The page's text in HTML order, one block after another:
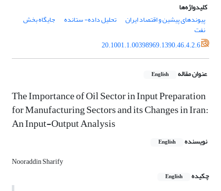
کلیدواژه‌ها
پیوندهای پیشین و اقتصاد ایران
تحلیل داده- ستانده جایگاه بخش
نفت
20.1001.1.00398969.1390.46.4.2.6
عنوان مقاله English
The Importance of Oil Sector in Input Preparation
for Manufacturing Sectors and its Changes in Iran:
An Input-Output Analysis
نویسنده English
Nooraddin Sharify
چکیده
English